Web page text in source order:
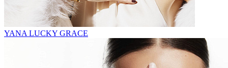
YANA LUCKY GRACE